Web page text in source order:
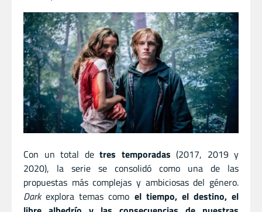
Con un total de tres temporadas (2017, 2019 y
2020), la serie se consolidó como una de las
propuestas más complejas y ambiciosas del género.
Darkexplora temas como el tiempo, el destino, el